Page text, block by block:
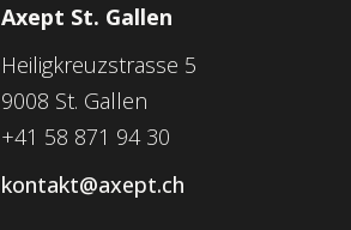
Axept St. Gallen
Heiligkreuzstrasse 5
9008 St. Gallen
+41 58 871 94 30
kontakt@axept.ch